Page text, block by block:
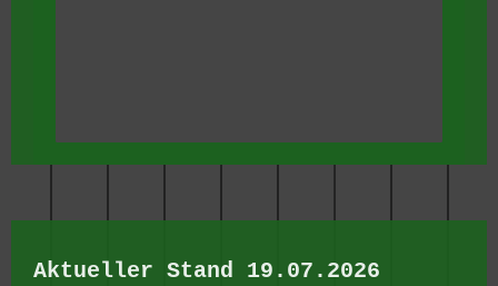
Aktueller Stand 19.07.2026